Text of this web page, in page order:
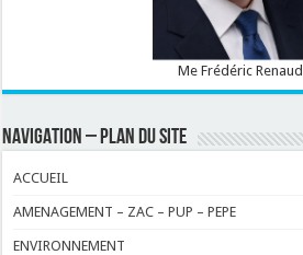
Me Frédéric
NAVIGATION – PLAN DU SITE
ACCUEIL
AMENAGEMENT – ZAC – PUP – PEPE
ENVIRONNEMENT